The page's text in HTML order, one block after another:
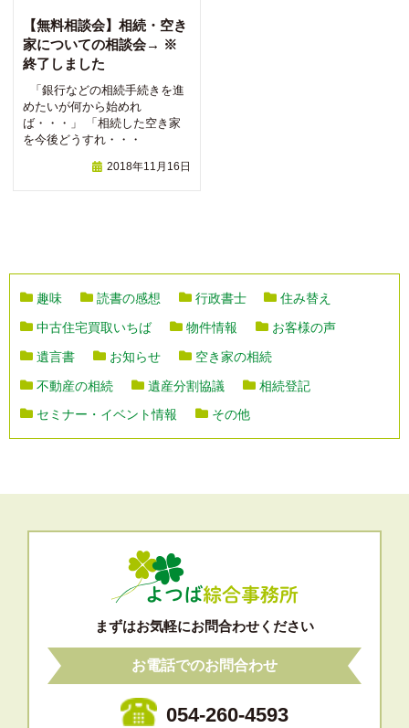
【無料相談会】相続・空き
家についての相談会→ ※
終了しました
「銀行などの相続手続きを進
めたいが何から始めれ
ば・・・」 「相続した空き家
を今後どうすれ・・・
2018年11月16日
趣味 読書の感想 行政書士
住み替え
中古住宅買取いちば
物件情報
お客様の声
遺言書
お知らせ
空き家の相続
不動産の相続
遺産分割協議
相続登記
セミナー・イベント情報
その他
まずはお気軽にお問合わせください
お電話でのお問合わせ
054-260-4593